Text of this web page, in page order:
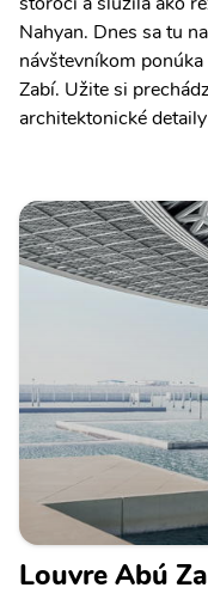
Nahyan. Dnes sa tu
návštevníkom
Zabí. Užite si
architektonické
Louvre Abú